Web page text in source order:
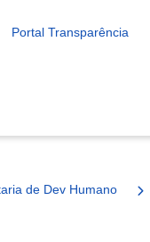
Portal Transparência
de Dev Humano